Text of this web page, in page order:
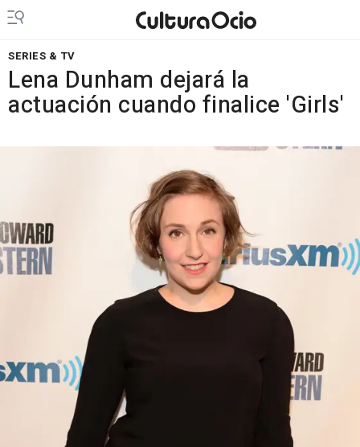
SERIES & TV
Lena Dunham dejará la
actuación cuando finalice 'Girls'